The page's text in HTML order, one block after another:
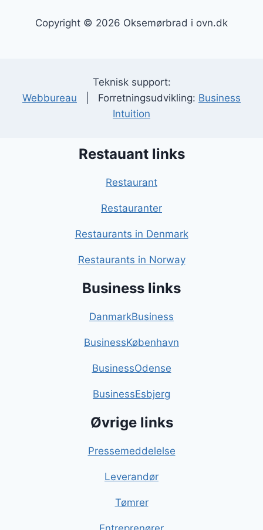
Copyright © 2026 Oksemørbrad i ovn.dk
Teknisk support:
Webbureau | Forretningsudvikling: Business
Intuition
Restauant links
Restaurant
Restauranter
Restaurants in Denmark
Restaurants in Norway
Business links
DanmarkBusiness
BusinessKøbenhavn
BusinessOdense
BusinessEsbjerg
Øvrige links
Pressemeddelelse
Leverandør
Tømrer